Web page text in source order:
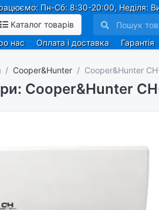
Пн-Сб: 8:30-20:00, Неділя:
Каталог товарів
нас
Оплата і доставка Гарантія
Cooper&Hunter Cooper&Hunter
Cooper&Hunter